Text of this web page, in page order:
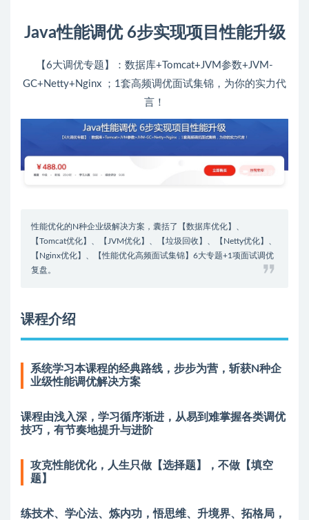
Java性能调优 6步实现项目性能升级
【6大调优专题】：数据库+Tomcat+JVM参数+JVM-
GC+Netty+Nginx ；1套高频调优面试集锦，为你的实力代
言！
性能优化的N种企业级解决方案，囊括了【数据库优化】、
【Tomcat优化】、【JVM优化】、【垃圾回收】、【Netty优化】、
【Nginx优化】、【性能优化高频面试集锦】6大专题+1项面试调优
复盘。
课程介绍
系统学习本课程的经典路线，步步为营，斩获N种企
业级性能调优解决方案
课程由浅入深，学习循序渐进，从易到难掌握各类调优
技巧，有节奏地提升与进阶
攻克性能优化，人生只做【选择题】，不做【填空
题】
练技术、学心法、炼内功，悟思维、升境界、拓格局，